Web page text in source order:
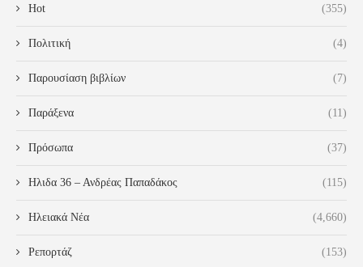
Hot (355)
Πολιτική (4)
Παρουσίαση βιβλίων (7)
Παράξενα (11)
Πρόσωπα (37)
Ηλιδα 36 – Ανδρέας Παπαδάκος (115)
Ηλειακά Νέα (4,660)
Ρεπορτάζ (153)